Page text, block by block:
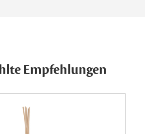
Empfehlungen